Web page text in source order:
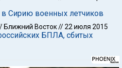
в Сирию военных летчиков
Ближний Восток//22 июля 2015
БПЛА, сбитых